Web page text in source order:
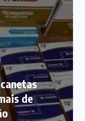
ter sido
bebê